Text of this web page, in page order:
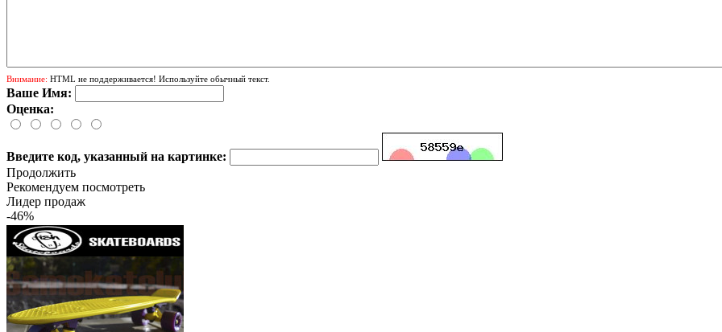
Внимание: HTML не поддерживается! Используйте обычный текст.
Ваше Имя:
Оценка:
Введите код, указанный на картинке:
Продолжить
Рекомендуем посмотреть
Лидер продаж
-46%